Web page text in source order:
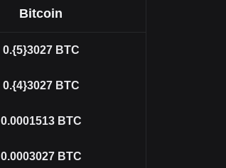
Bitcoin
0.{5}3027 BTC
0.{4}3027 BTC
0.0001513 BTC
0.0003027 BTC